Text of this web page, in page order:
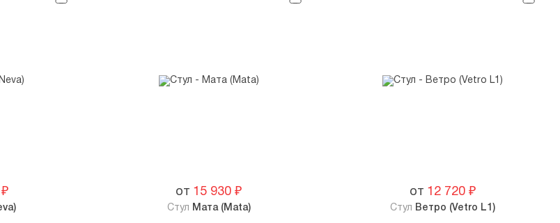
от 15 930 ₽
Стул Мата (Mata)
от 12 720₽
Стул Ветро (Vetro L1)